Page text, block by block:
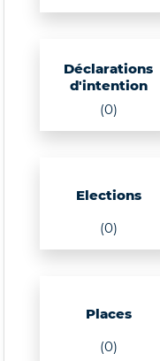
Déclarations
d'intention
(0)
Elections
(0)
Places
(0)